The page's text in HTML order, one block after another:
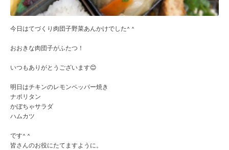
今日はてづくり肉団子野菜あんかけでした^ ^
おおきな肉団子がふたつ！
いつもありがとうございます😊
明日はチキンのレモンペッパー焼き
ナポリタン
かぼちゃサラダ
ハムカツ
です^ ^
皆さんのお役にたてますように。